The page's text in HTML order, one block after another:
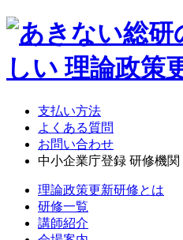
支払い方法
よくある質問
お問い合わせ
中小企業庁登録 研修機関
理論政策更新研修とは
研修一覧
講師紹介